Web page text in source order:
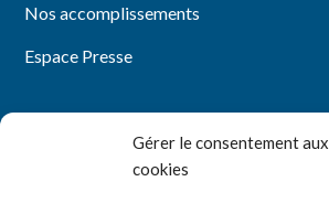
Gérer le consentement aux
cookies
Nos accomplissements
Espace Presse
Mentions légales